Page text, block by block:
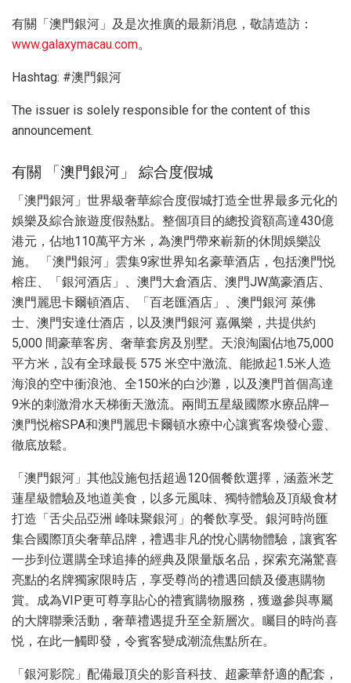
有關「澳門銀河」及是次推廣的最新消息，敬請造訪：
www.galaxymacau.com。
Hashtag: #澳門銀河
The issuer is solely responsible for the content of this
announcement.
有關 「澳門銀河」 綜合度假城
「澳門銀河」世界級奢華綜合度假城打造全世界最多元化的
娛樂及綜合旅遊度假熱點。整個項目的總投資額高達430億
港元，佔地110萬平方米，為澳門帶來嶄新的休閒娛樂設
施。 「澳門銀河」雲集9家世界知名豪華酒店，包括澳門悦
榕庄、「銀河酒店」、澳門大倉酒店、澳門JW萬豪酒店、
澳門麗思卡爾頓酒店、「百老匯酒店」、澳門銀河 萊佛
士、澳門安達仕酒店，以及澳門銀河 嘉佩樂，共提供約
5,000 間豪華客房、奢華套房及別墅。天浪淘園佔地75,000
平方米，設有全球最長 575 米空中激流、能掀起1.5米人造
海浪的空中衝浪池、全150米的白沙灘，以及澳門首個高達
9米的刺激滑水天梯衝天激流。兩間五星級國際水療品牌─
澳門悦榕SPA和澳門麗思卡爾頓水療中心讓賓客煥發心靈、
徹底放鬆。
「澳門銀河」其他設施包括超過120個餐飲選擇，涵蓋米芝
蓮星級體驗及地道美食，以多元風味、獨特體驗及頂級食材
打造「舌尖品亞洲 峰味聚銀河」的餐飲享受。銀河時尚匯
集合國際頂尖奢華品牌，禮遇非凡的悅心購物體驗，讓賓客
一步到位選購全球追捧的經典及限量版名品，探索充滿驚喜
亮點的名牌獨家限時店，享受尊尚的禮遇回饋及優惠購物
賞。成為VIP更可尊享貼心的禮賓購物服務，獲邀參與專屬
的大牌聯乘活動，奢華禮遇提升至全新層次。矚目的時尚喜
悦，在此一觸即發，令賓客變成潮流焦點所在。
「銀河影院」配備最頂尖的影音科技、超豪華舒適的配套，